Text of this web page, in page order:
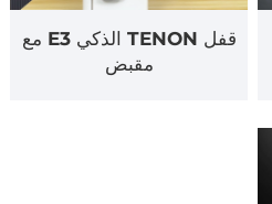
قفل TENON الذكي E3 مع
مقبض